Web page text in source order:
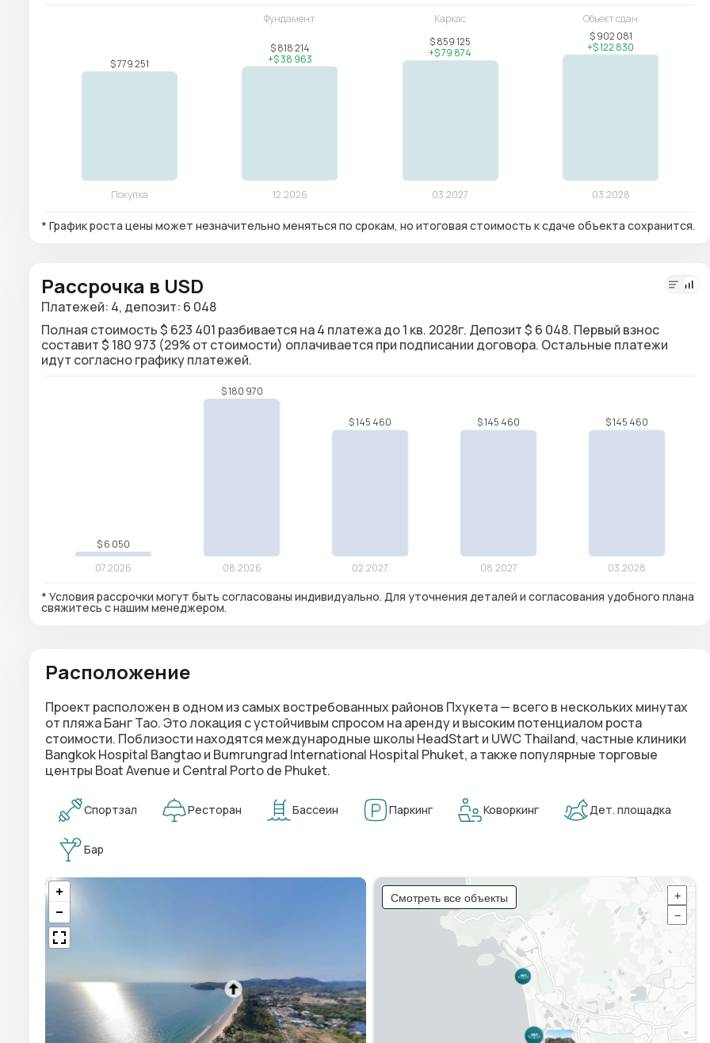
* График роста цены может незначительно меняться по срокам, но итоговая стоимость к сдаче объекта сохранится.
Рассрочка в USD
Платежей: 4, депозит: 6 048
Полная стоимость $ 623 401 разбивается на 4 платежа до 1 кв. 2028г. Депозит $ 6 048. Первый взнос
составит $ 180 973 (29% от стоимости) оплачивается при подписании договора. Остальные платежи
идут согласно графику платежей.
* Условия рассрочки могут быть согласованы индивидуально. Для уточнения деталей и согласования удобного плана
свяжитесь с нашим менеджером.
Расположение
Проект расположен в одном из самых востребованных районов Пхукета — всего в нескольких минутах
от пляжа Банг Тао. Это локация с устойчивым спросом на аренду и высоким потенциалом роста
стоимости. Поблизости находятся международные школы HeadStart и UWC Thailand, частные клиники
Bangkok Hospital Bangtao и Bumrungrad International Hospital Phuket, а также популярные торговые
центры Boat Avenue и Central Porto de Phuket.
Спортзал Ресторан Бассеин Паркинг Коворкинг Дет. площадка
Бар
Смотреть все объекты
+
−